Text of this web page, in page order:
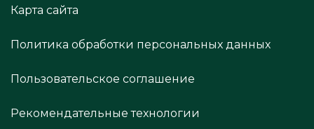
Карта сайта
Политика обработки персональных данных
Пользовательское соглашение
Рекомендательные технологии